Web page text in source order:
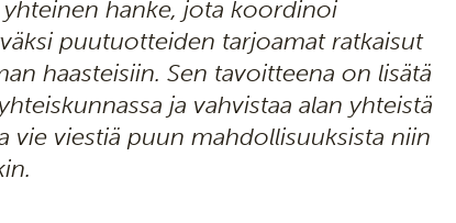
hanke, jota koordinoi
puutuotteiden tarjoamat ratkaisut
haasteisiin. Sen tavoitteena on lisätä
ja vahvistaa alan yhteistä
vie viestiä puun mahdollisuuksista niin